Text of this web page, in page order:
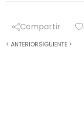
Compartir
< ANTERIORSIGUIENTE >